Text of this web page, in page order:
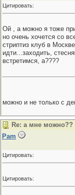
Цитировать:
Ой , а можно я тоже
но очень хочется со
стриптиз клуб в
идти...заходить,
встретимся, а????
можно и не только с
Re: а мне можно??
Pam
Цитировать:
Цитировать: